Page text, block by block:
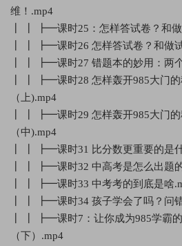
维！.mp4
┃ ┃ ┣━课时25：怎样答试卷？和做
┃ ┃ ┣━课时26 怎样答试卷？和做
┃ ┃ ┣━课时27 错题本的妙用：两
┃ ┃ ┣━课时28 怎样轰开985大门
（上).mp4
┃ ┃ ┣━课时29 怎样轰开985大门
（中).mp4
┃ ┃ ┣━课时31 比分数更重要的是
┃ ┃ ┣━课时32 中高考是怎么出题
┃ ┃ ┣━课时33 中考考的到底是啥
┃ ┃ ┣━课时34 孩子学会了吗？问
┃ ┃ ┣━课时7：让你成为985学霸
（下）.mp4